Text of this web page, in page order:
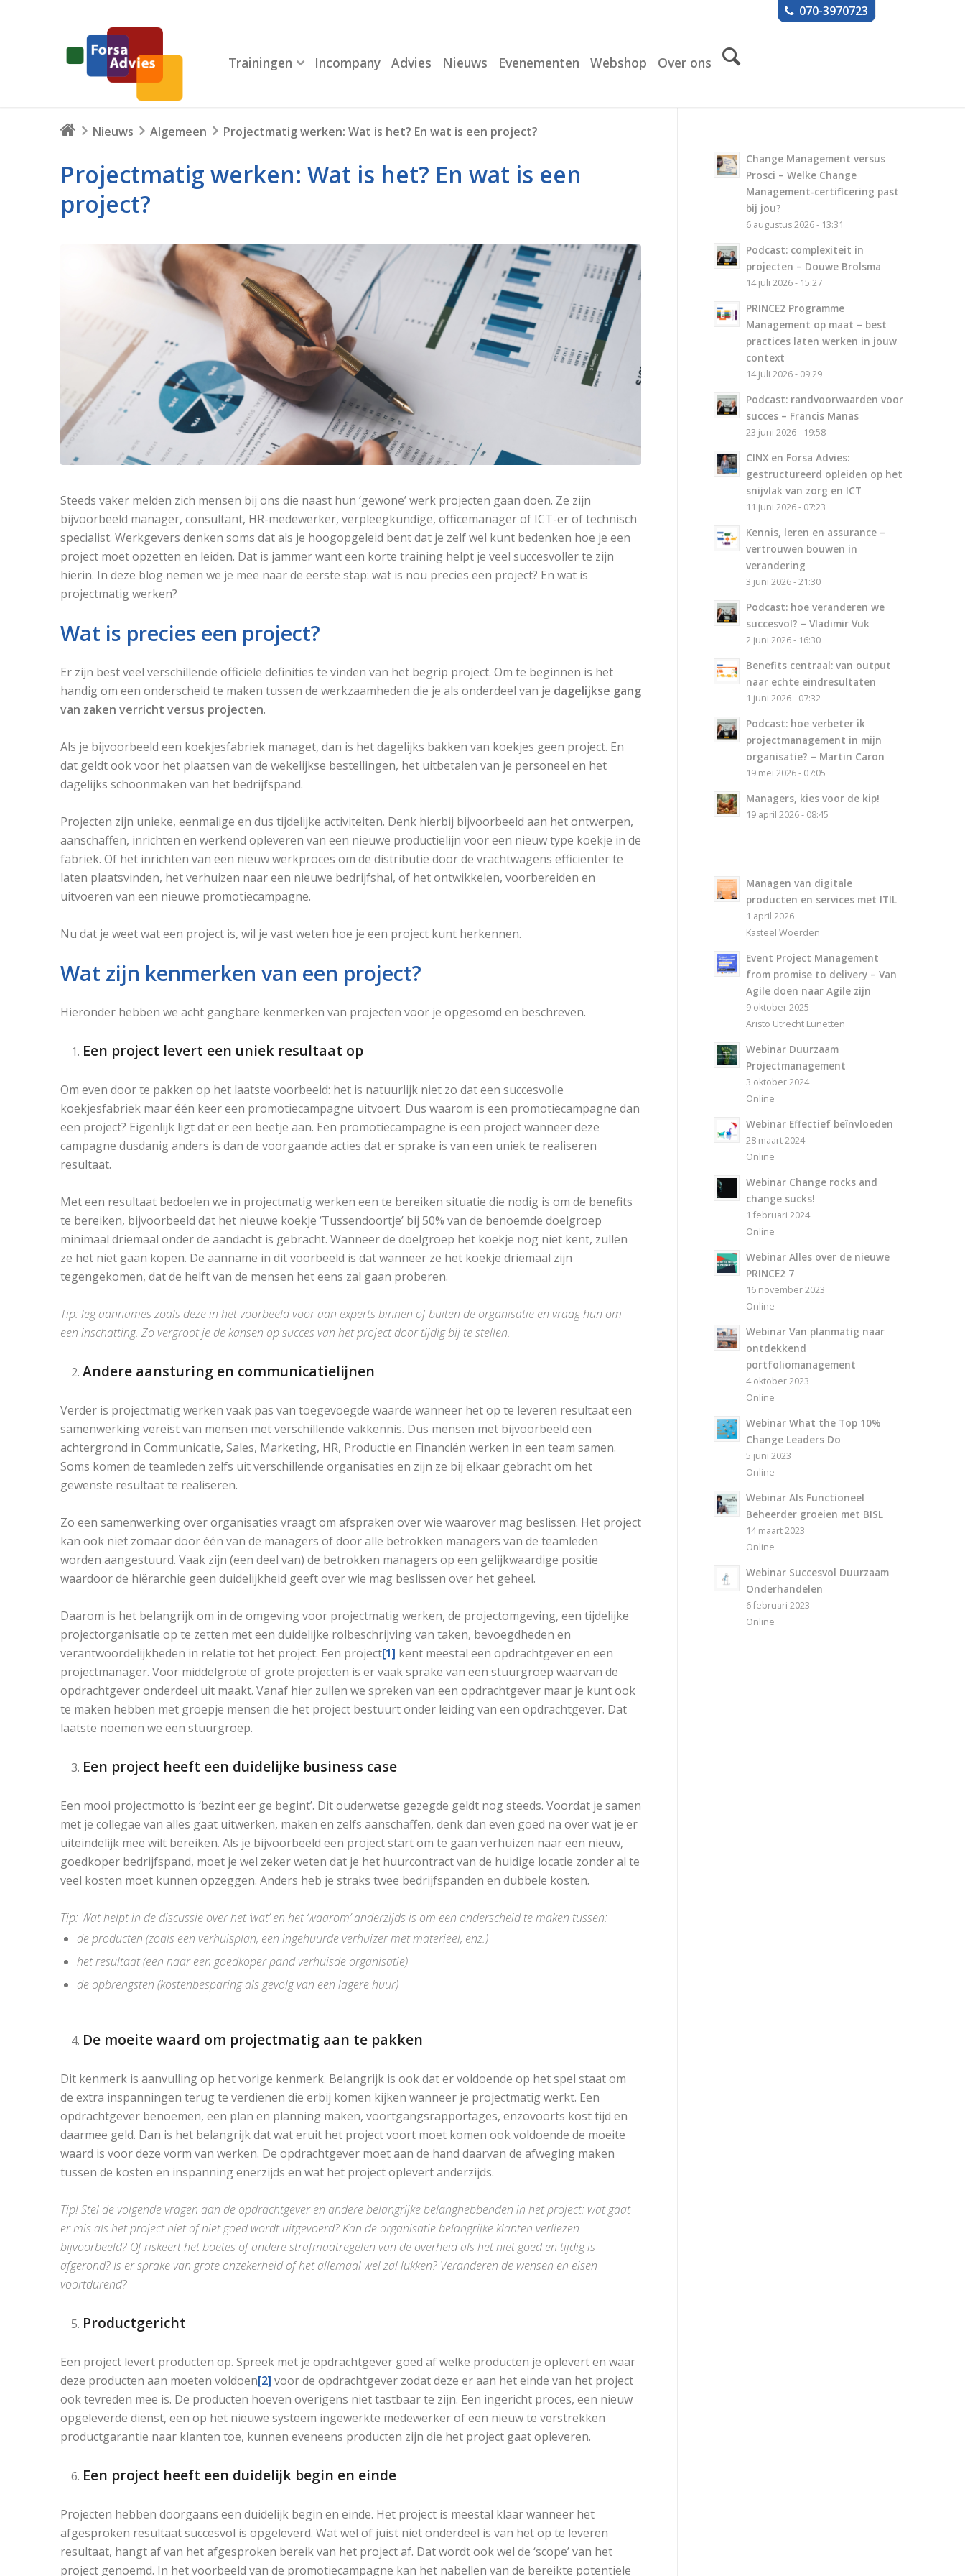
070-3970723
Trainingen Incompany Advies Nieuws Evenementen Webshop Over ons
Nieuws Algemeen Projectmatig werken: Wat is het? En wat is een project?
Projectmatig werken: Wat is het? En wat is een
project?
Steeds vaker melden zich mensen bij ons die naast hun ‘gewone’ werk projecten gaan doen. Ze zijn
bijvoorbeeld manager, consultant, HR-medewerker, verpleegkundige, officemanager of ICT-er of technisch
specialist. Werkgevers denken soms dat als je hoogopgeleid bent dat je zelf wel kunt bedenken hoe je een
project moet opzetten en leiden. Dat is jammer want een korte training helpt je veel succesvoller te zijn
hierin. In deze blog nemen we je mee naar de eerste stap: wat is nou precies een project? En wat is
projectmatig werken?
Wat is precies een project?
Er zijn best veel verschillende officiële definities te vinden van het begrip project. Om te beginnen is het
handig om een onderscheid te maken tussen de werkzaamheden die je als onderdeel van je dagelijkse gang
van zaken verricht versus projecten.
Als je bijvoorbeeld een koekjesfabriek managet, dan is het dagelijks bakken van koekjes geen project. En
dat geldt ook voor het plaatsen van de wekelijkse bestellingen, het uitbetalen van je personeel en het
dagelijks schoonmaken van het bedrijfspand.
Projecten zijn unieke, eenmalige en dus tijdelijke activiteiten. Denk hierbij bijvoorbeeld aan het ontwerpen,
aanschaffen, inrichten en werkend opleveren van een nieuwe productielijn voor een nieuw type koekje in de
fabriek. Of het inrichten van een nieuw werkproces om de distributie door de vrachtwagens efficiënter te
laten plaatsvinden, het verhuizen naar een nieuwe bedrijfshal, of het ontwikkelen, voorbereiden en
uitvoeren van een nieuwe promotiecampagne.
Nu dat je weet wat een project is, wil je vast weten hoe je een project kunt herkennen.
Wat zijn kenmerken van een project?
Hieronder hebben we acht gangbare kenmerken van projecten voor je opgesomd en beschreven.
Een project levert een uniek resultaat op
Om even door te pakken op het laatste voorbeeld: het is natuurlijk niet zo dat een succesvolle
koekjesfabriek maar één keer een promotiecampagne uitvoert. Dus waarom is een promotiecampagne dan
een project? Eigenlijk ligt dat er een beetje aan. Een promotiecampagne is een project wanneer deze
campagne dusdanig anders is dan de voorgaande acties dat er sprake is van een uniek te realiseren
resultaat.
Met een resultaat bedoelen we in projectmatig werken een te bereiken situatie die nodig is om de benefits
te bereiken, bijvoorbeeld dat het nieuwe koekje ‘Tussendoortje’ bij 50% van de benoemde doelgroep
minimaal driemaal onder de aandacht is gebracht. Wanneer de doelgroep het koekje nog niet kent, zullen
ze het niet gaan kopen. De aanname in dit voorbeeld is dat wanneer ze het koekje driemaal zijn
tegengekomen, dat de helft van de mensen het eens zal gaan proberen.
Tip: leg aannames zoals deze in het voorbeeld voor aan experts binnen of buiten de organisatie en vraag hun om
een inschatting. Zo vergroot je de kansen op succes van het project door tijdig bij te stellen.
Andere aansturing en communicatielijnen
Verder is projectmatig werken vaak pas van toegevoegde waarde wanneer het op te leveren resultaat een
samenwerking vereist van mensen met verschillende vakkennis. Dus mensen met bijvoorbeeld een
achtergrond in Communicatie, Sales, Marketing, HR, Productie en Financiën werken in een team samen.
Soms komen de teamleden zelfs uit verschillende organisaties en zijn ze bij elkaar gebracht om het
gewenste resultaat te realiseren.
Zo een samenwerking over organisaties vraagt om afspraken over wie waarover mag beslissen. Het project
kan ook niet zomaar door één van de managers of door alle betrokken managers van de teamleden
worden aangestuurd. Vaak zijn (een deel van) de betrokken managers op een gelijkwaardige positie
waardoor de hiërarchie geen duidelijkheid geeft over wie mag beslissen over het geheel.
Daarom is het belangrijk om in de omgeving voor projectmatig werken, de projectomgeving, een tijdelijke
projectorganisatie op te zetten met een duidelijke rolbeschrijving van taken, bevoegdheden en
verantwoordelijkheden in relatie tot het project. Een project[1] kent meestal een opdrachtgever en een
projectmanager. Voor middelgrote of grote projecten is er vaak sprake van een stuurgroep waarvan de
opdrachtgever onderdeel uit maakt. Vanaf hier zullen we spreken van een opdrachtgever maar je kunt ook
te maken hebben met groepje mensen die het project bestuurt onder leiding van een opdrachtgever. Dat
laatste noemen we een stuurgroep.
Een project heeft een duidelijke business case
Een mooi projectmotto is ‘bezint eer ge begint’. Dit ouderwetse gezegde geldt nog steeds. Voordat je samen
met je collegae van alles gaat uitwerken, maken en zelfs aanschaffen, denk dan even goed na over wat je er
uiteindelijk mee wilt bereiken. Als je bijvoorbeeld een project start om te gaan verhuizen naar een nieuw,
goedkoper bedrijfspand, moet je wel zeker weten dat je het huurcontract van de huidige locatie zonder al te
veel kosten moet kunnen opzeggen. Anders heb je straks twee bedrijfspanden en dubbele kosten.
Tip: Wat helpt in de discussie over het ‘wat’ en het ‘waarom’ anderzijds is om een onderscheid te maken tussen:
de producten (zoals een verhuisplan, een ingehuurde verhuizer met materieel, enz.)
het resultaat (een naar een goedkoper pand verhuisde organisatie)
de opbrengsten (kostenbesparing als gevolg van een lagere huur)
De moeite waard om projectmatig aan te pakken
Dit kenmerk is aanvulling op het vorige kenmerk. Belangrijk is ook dat er voldoende op het spel staat om
de extra inspanningen terug te verdienen die erbij komen kijken wanneer je projectmatig werkt. Een
opdrachtgever benoemen, een plan en planning maken, voortgangsrapportages, enzovoorts kost tijd en
daarmee geld. Dan is het belangrijk dat wat eruit het project voort moet komen ook voldoende de moeite
waard is voor deze vorm van werken. De opdrachtgever moet aan de hand daarvan de afweging maken
tussen de kosten en inspanning enerzijds en wat het project oplevert anderzijds.
Tip! Stel de volgende vragen aan de opdrachtgever en andere belangrijke belanghebbenden in het project: wat gaat
er mis als het project niet of niet goed wordt uitgevoerd? Kan de organisatie belangrijke klanten verliezen
bijvoorbeeld? Of riskeert het boetes of andere strafmaatregelen van de overheid als het niet goed en tijdig is
afgerond? Is er sprake van grote onzekerheid of het allemaal wel zal lukken? Veranderen de wensen en eisen
voortdurend?
Productgericht
Een project levert producten op. Spreek met je opdrachtgever goed af welke producten je oplevert en waar
deze producten aan moeten voldoen[2] voor de opdrachtgever zodat deze er aan het einde van het project
ook tevreden mee is. De producten hoeven overigens niet tastbaar te zijn. Een ingericht proces, een nieuw
opgeleverde dienst, een op het nieuwe systeem ingewerkte medewerker of een nieuw te verstrekken
productgarantie naar klanten toe, kunnen eveneens producten zijn die het project gaat opleveren.
Een project heeft een duidelijk begin en einde
Projecten hebben doorgaans een duidelijk begin en einde. Het project is meestal klaar wanneer het
afgesproken resultaat succesvol is opgeleverd. Wat wel of juist niet onderdeel is van het op te leveren
resultaat, hangt af van het afgesproken bereik van het project af. Dat wordt ook wel de ‘scope’ van het
project genoemd. In het voorbeeld van de promotiecampagne kan het nabellen van de bereikte potentiele
Change Management versus
Prosci – Welke Change
Management-certificering past
bij jou?
6 augustus 2026 - 13:31
Podcast: complexiteit in
projecten – Douwe Brolsma
14 juli 2026 - 15:27
PRINCE2 Programme
Management op maat – best
practices laten werken in jouw
context
14 juli 2026 - 09:29
Podcast: randvoorwaarden voor
succes – Francis Manas
23 juni 2026 - 19:58
CINX en Forsa Advies:
gestructureerd opleiden op het
snijvlak van zorg en ICT
11 juni 2026 - 07:23
Kennis, leren en assurance –
vertrouwen bouwen in
verandering
3 juni 2026 - 21:30
Podcast: hoe veranderen we
succesvol? – Vladimir Vuk
2 juni 2026 - 16:30
Benefits centraal: van output
naar echte eindresultaten
1 juni 2026 - 07:32
Podcast: hoe verbeter ik
projectmanagement in mijn
organisatie? – Martin Caron
19 mei 2026 - 07:05
Managers, kies voor de kip!
19 april 2026 - 08:45
Managen van digitale
producten en services met ITIL
1 april 2026
Kasteel Woerden
Event Project Management
from promise to delivery – Van
Agile doen naar Agile zijn
9 oktober 2025
Aristo Utrecht Lunetten
Webinar Duurzaam
Projectmanagement
3 oktober 2024
Online
Webinar Effectief beïnvloeden
28 maart 2024
Online
Webinar Change rocks and
change sucks!
1 februari 2024
Online
Webinar Alles over de nieuwe
PRINCE2 7
16 november 2023
Online
Webinar Van planmatig naar
ontdekkend
portfoliomanagement
4 oktober 2023
Online
Webinar What the Top 10%
Change Leaders Do
5 juni 2023
Online
Webinar Als Functioneel
Beheerder groeien met BISL
14 maart 2023
Online
Webinar Succesvol Duurzaam
Onderhandelen
6 februari 2023
Online